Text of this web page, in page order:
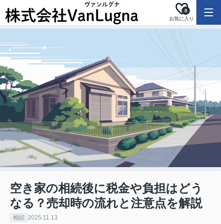
お気に入り
0
空き家の相続後に税金や負担はどう
なる？売却時の流れと注意点を解説
相続 2025.11.13